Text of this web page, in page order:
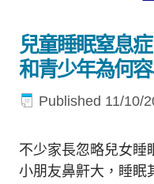
兒童睡眠窒息
和青少年為何
Published 11/10/
不少家長忽略兒女睡
小朋友鼻鼾大，睡眠